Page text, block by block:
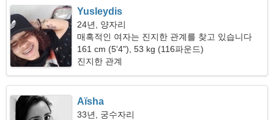
Yusleydis
24년, 양자리
매혹적인 여자는 진지한 관계를 찾고 있습니다
161 cm (5'4"), 53 kg (116파운드)
진지한 관계
Aïsha
33년, 궁수자리